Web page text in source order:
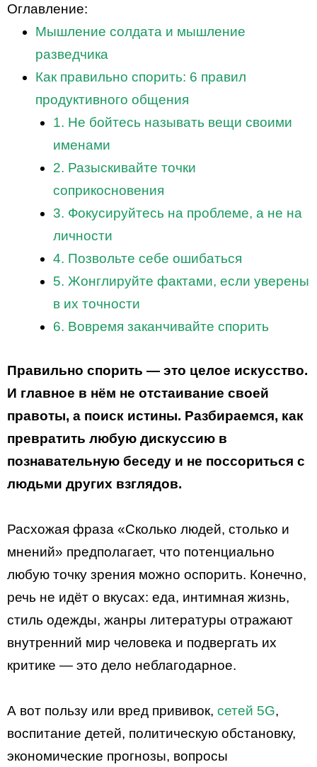
Оглавление:
Мышление солдата и мышление
разведчика
Как правильно спорить: 6 правил
продуктивного общения
1. Не бойтесь называть вещи своими
именами
2. Разыскивайте точки
соприкосновения
3. Фокусируйтесь на проблеме, а не на
личности
4. Позвольте себе ошибаться
5. Жонглируйте фактами, если уверены
в их точности
6. Вовремя заканчивайте спорить
Правильно спорить — это целое искусство.
И главное в нём не отстаивание своей
правоты, а поиск истины. Разбираемся, как
превратить любую дискуссию в
познавательную беседу и не поссориться с
людьми других взглядов.
Расхожая фраза «Сколько людей, столько и
мнений» предполагает, что потенциально
любую точку зрения можно оспорить. Конечно,
речь не идёт о вкусах: еда, интимная жизнь,
стиль одежды, жанры литературы отражают
внутренний мир человека и подвергать их
критике — это дело неблагодарное.
А вот пользу или вред прививок, сетей 5G,
воспитание детей, политическую обстановку,
экономические прогнозы, вопросы